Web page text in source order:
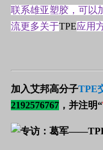
联系雄亚塑胶，可以
流更多关于TPE应用
加入艾邦高分子TPE
2192576767 ，并注明“